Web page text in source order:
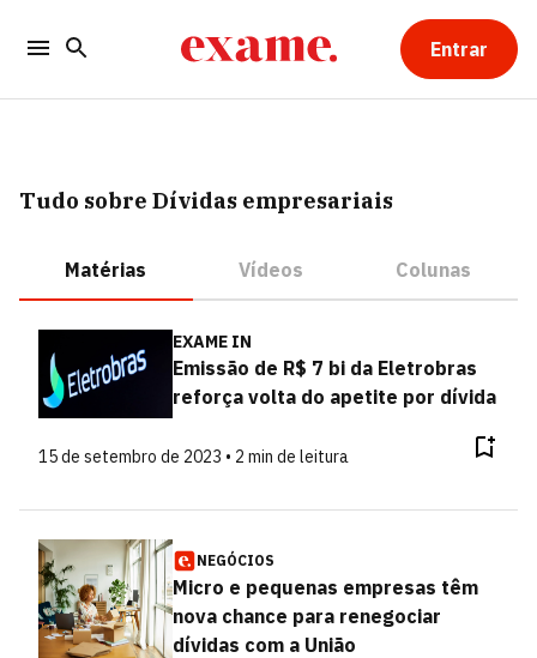
Entrar
Tudo sobre Dívidas empresariais
Matérias Vídeos Colunas
EXAME IN
Emissão de R$ 7 bi da Eletrobras
reforça volta do apetite por dívida
15 de setembro de 2023 • 2 min de leitura
NEGÓCIOS
Micro e pequenas empresas têm
nova chance para renegociar
dívidas com a União